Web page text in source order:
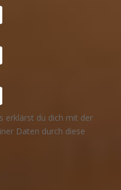
erklärst du dich mit der
Daten durch diese